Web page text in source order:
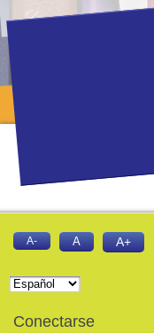
A- A A+
Conectarse